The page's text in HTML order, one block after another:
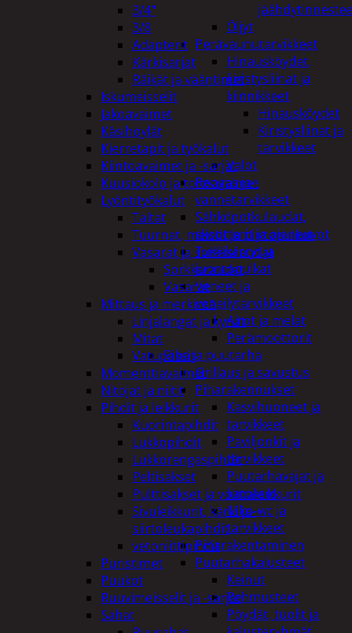
Öljyt
Perävaunutarvikkeet
Hinausköydet,
kiristysliinat ja
kiinnikkeet
Hinausköydet
Kiristysliinat ja
tarvikkeet
Valot
Rengas ja -
vannetarvikkeet
Sähköpotkulaudat,
skootterit ja ajoneuvot
Tukkikärryt ja
juontopulkat
Veneet ja
veneilytarvikkeet
Airot ja melat
Perämoottorit
Piha ja puutarha
Grillaus ja savustus
Piharakennukset
Kasvihuoneet ja
tarvikkeet
Paviljonkit ja
tarvikkeet
Puutarhavajat ja
katokset
Ulko-wc ja
tarvikkeet
Piharakentaminen
Puutarhakalusteet
Keinut
Pehmusteet
Pöydät, tuolit ja
3/4"
3/8
Adapterit
Kärkisarjat
Räikät ja vääntimet
Iskumeisselit
Jakoavaimet
Käsihöylät
Kierretapit ja työkalut
Kiintoavaimet ja -sarjat
Kuusiokolo ja torx-avaimet
Lyöntityökalut
Taltat
Tuurnat, meistit ja piirtopuikot
Vasarat ja sorkkaraudat
Sorkkaraudat
Vasarat
Mittaus ja merkintä
Linjalangat ja kynät
Mitat
Vatupassit
Momenttiavaimet
Nitojat ja niitit
Pihdit ja leikkurit
Kuorintapihdit
Lukkopihdit
Lukkorengaspihdit
Peltisakset
Pulttisakset ja voimaleikkurit
Sivuleikkurit, kärki ja-
siirtoleukapihdit
vetoniittipihdit
Puristimet
Puukot
Ruuvimeisselit ja -sarjat
Sahat